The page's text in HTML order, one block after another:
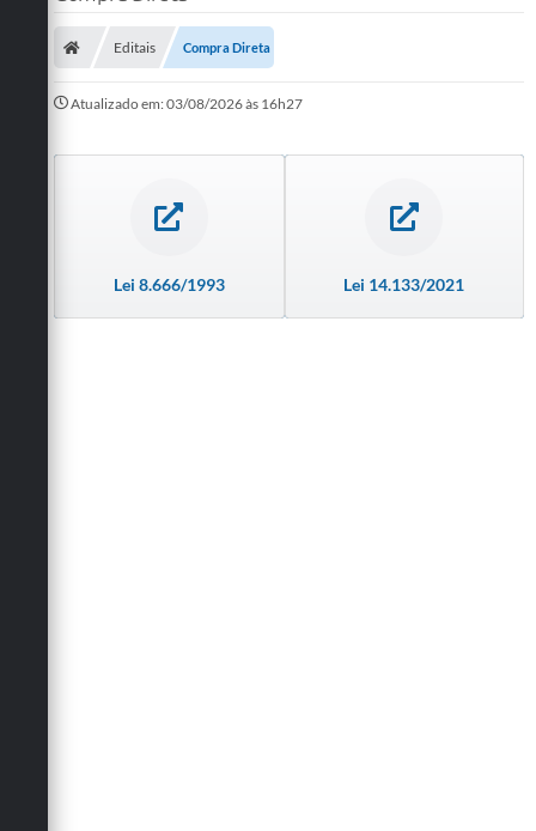
ACESSOS EXTERNOS
CONTATOS
Legislação
Editais Compra Direta
Atualizado em: 03/08/2026 às 16h27
Lei 8.666/1993 Lei 14.133/2021